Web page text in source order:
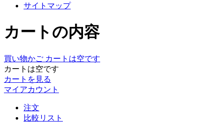
サイトマップ
カートの内容
買い物かご カートは空です
カートは空です
カートを見る
マイアカウント
注文
比較リスト